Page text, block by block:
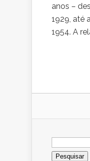
anos –
1929, até
1954. A
Pesquisar
por: